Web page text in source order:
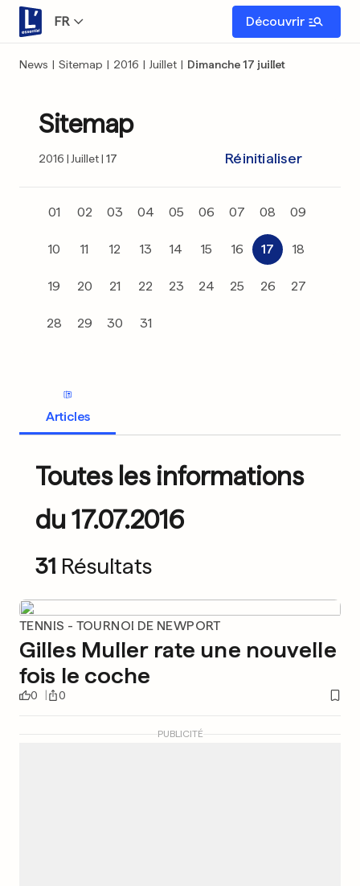
FR Découvrir
News | Sitemap | 2016 | Juillet | Dimanche 17 juillet
Sitemap
2016 Juillet 17 Réinitialiser
01 02 03 04 05 06 07 08 09
10 11 12 13 14 15 16 17 18
19 20 21 22 23 24 25 26 27
28 29 30 31
Articles
Toutes les informations
du 17.07.2016
31 Résultats
TENNIS - TOURNOI DE NEWPORT
Gilles Muller rate une nouvelle
fois le coche
0 0
PUBLICITÉ